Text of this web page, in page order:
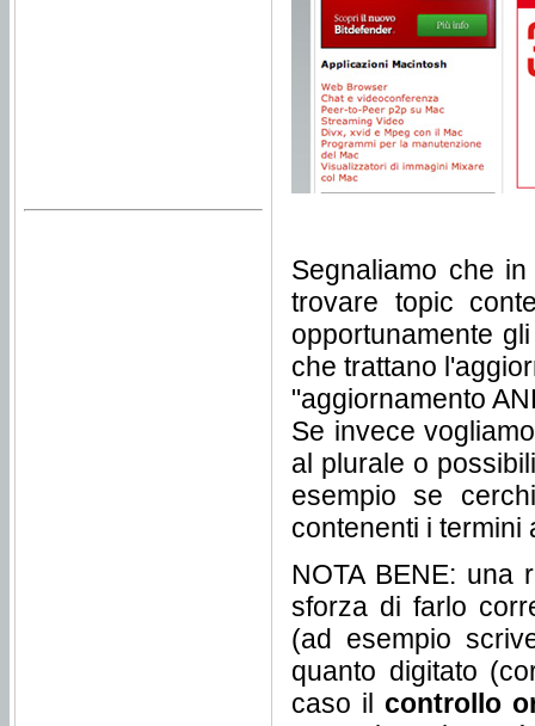
Segnaliamo che
trovare topic
opportunamente
che trattano
"aggiornamento
Se invece
al plurale o
esempio se
contenenti i termini
NOTA BENE: una
sforza di farlo
(ad esempio
quanto digitato
caso il controllo